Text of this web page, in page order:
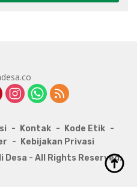
Kontak
Kode Etik
Kebijakan Privasi
- All Rights Reserved.